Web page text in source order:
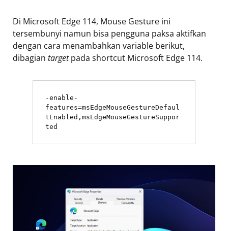
Di Microsoft Edge 114, Mouse Gesture ini
tersembunyi namun bisa pengguna paksa aktifkan
dengan cara menambahkan variable berikut,
dibagian targetpada shortcut Microsoft Edge 114.
-enable-
features=msEdgeMouseGestureDefaul
tEnabled,msEdgeMouseGestureSuppor
ted